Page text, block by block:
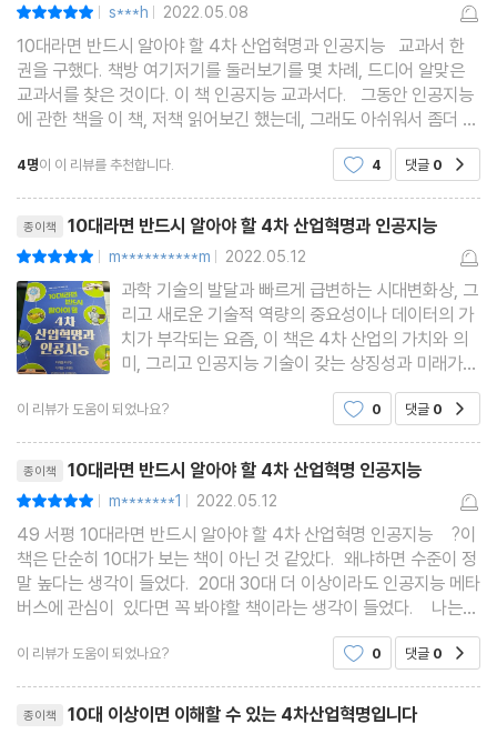
1. 정보와 데이터는 무엇이고 어떻게 다른가?
1. 데이터 마이닝하는 방법은 무엇인가?
1. 클라우드 컴퓨팅과 엣지 컴퓨팅
1. 플랫폼은 왜 강력한 무기가 되는가?
1. 전자화폐란 무엇인가?
1. 포켓몬GO를 왜 증강현실 게임이라고 하는가?
Chapter 4 상상을 현실로 만드는 인공지능 기술들
1. 사물 인터넷이란 무엇인가?
1. 사물 인터넷과 정보보안 문제는 무엇인가?
1. 스마트 안경 : 〈드래곤 볼〉의 스카우터가 현실화된다면?
1. 홀로그램으로 회의하는 날이 올까?
1. 자율주행차 : 인간의 개입 없이 도로 위를 달린다
1. 자율주행차는 어떻게 작동할까?
1. 무인비행장치: 드론
1. 드론은 어떤 분야에 활용될까?
1. 나노로봇이 인간의 병까지 수술한다고?
| s***h | 2022.05.08
10대라면 반드시 알아야 할 4차 산업혁명과 인공지능 교과서 한
권을 구했다. 책방 여기저기를 둘러보기를 몇 차례, 드디어 알맞은
교과서를 찾은 것이다. 이 책 인공지능 교과서다. 그동안 인공지능
에 관한 책을 이 책, 저책 읽어보긴 했는데, 그래도 아쉬워서 좀더 알
기 쉽고 이해하기에 더 좋은 책을 찾다가, 드디어 만났다. 4차 산업
혁명의 핵심은 무엇일까
4명이 이 리뷰를 추천합니다. 4 댓글 0
종이책 10대라면 반드시 알아야 할 4차 산업혁명과 인공지능
| m**********m | 2022.05.12
과학 기술의 발달과 빠르게 급변하는 시대변화상, 그
리고 새로운 기술적 역량의 중요성이나 데이터의 가
치가 부각되는 요즘, 이 책은 4차 산업의 가치와 의
미, 그리고 인공지능 기술이 갖는 상징성과 미래가치
가 무엇인지 이를 잘 표현하고 있다. 기본적인 4차
산업의 원리와 구조, 그리고 거의 모든 분야에서 사
직
이 리뷰가 도움이 되었나요? 0 댓글 0
종이책 10대라면 반드시 알아야 할 4차 산업혁명 인공지능
| m*******1 | 2022.05.12
49 서평 10대라면 반드시 알아야 할 4차 산업혁명 인공지능 ?이
책은 단순히 10대가 보는 책이 아닌 것 같았다. 왜냐하면 수준이 정
말 높다는 생각이 들었다. 20대 30대 더 이상이라도 인공지능 메타
버스에 관심이 있다면 꼭 봐야할 책이라는 생각이 들었다. 나는
평소에 인공지능, 빅데이터, AI 알고리즘, 코딩, 플랫폼, 온라인, 메
타버스, 딥러닝 등등 4차
이 리뷰가 도움이 되었나요? 0 댓글 0
종이책 10대 이상이면 이해할 수 있는 4차산업혁명입니다